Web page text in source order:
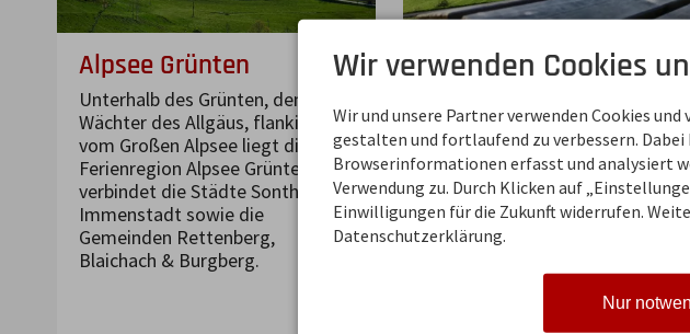
Alpsee Grünten
Unterhalb des Grünten, dem
Wächter des Allgäus, flankiert
vom Großen Alpsee liegt die
Ferienregion Alpsee Grünten und
verbindet die Städte Sonthofen,
Immenstadt sowie die
Gemeinden Rettenberg,
Blaichach & Burgberg.
Hörnerdörfer
verbindet die Gemeinden
Balderschwang, Bolsterlang,
Fischen, Obermaiselstein und
Ofterschwang. Sie liegen ganz
Süden des Allgäus, nur wenige
Kilometer von Oberstdorf
Wir verwenden Cookies
Wir und unsere Partner verwenden Cookies
gestalten und fortlaufend zu verbessern.
Browserinformationen erfasst und analysiert
Verwendung zu. Durch Klicken auf
Einwilligungen für die Zukunft widerrufen.
Datenschutzerklärung.
Nur